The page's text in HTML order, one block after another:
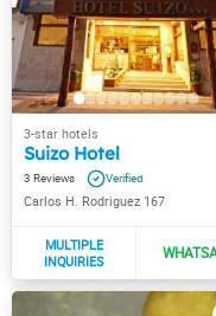
Suizo Hotel
3
Carlos H. Rodriguez 167